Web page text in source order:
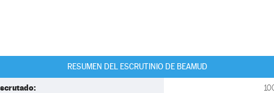
RESUMEN DEL ESCRUTINIO DE BEAMUD